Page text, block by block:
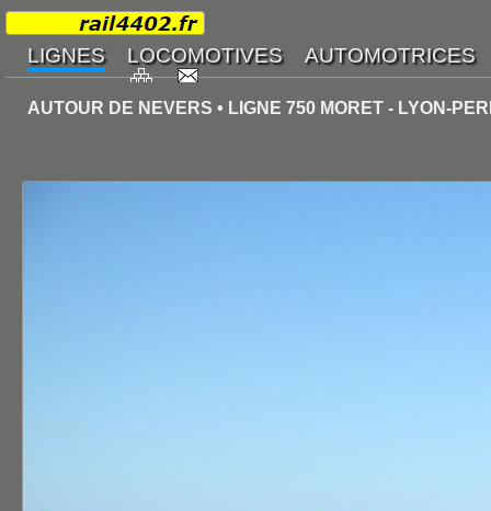
AUTOUR DE NEVERS • LIGNE 750 MORET - LYON-